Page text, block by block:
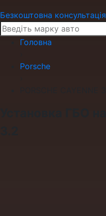
Безкоштовна консультація
Головна
Porsche